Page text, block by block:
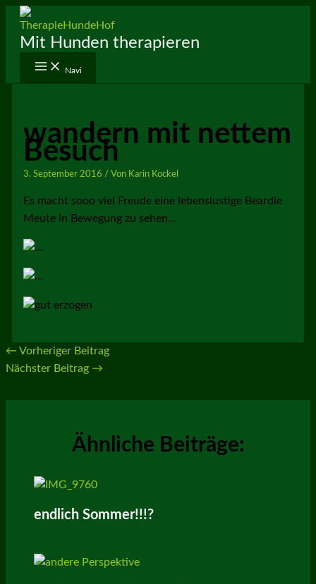
Zum
Inhalt
springen
Mit Hunden therapieren
Navi
wandern mit nettem
Besuch
3. September 2016 / Von Karin Kockel
Es macht sooo viel Freude eine lebenslustige Beardie
Meute in Bewegung zu sehen…
← Vorheriger Beitrag
Nächster Beitrag →
Ähnliche Beiträge:
endlich Sommer!!!?